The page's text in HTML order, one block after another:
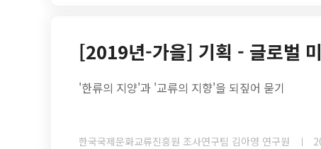
[2019년-가을] 기획 - 글로벌
'한류의 지양'과 '교류의 지향'을 되짚어 묻기
한국국제문화교류진흥원 조사연구팀 김아영 연구원